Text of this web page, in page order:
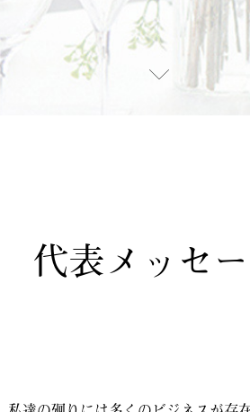
代表メッセ